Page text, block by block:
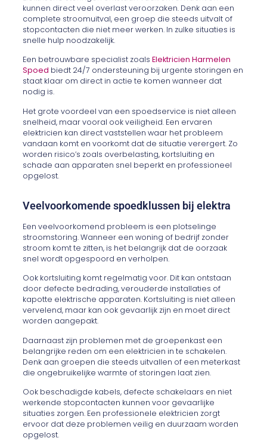
kunnen direct veel overlast veroorzaken. Denk aan een
complete stroomuitval, een groep die steeds uitvalt of
stopcontacten die niet meer werken. In zulke situaties is
snelle hulp noodzakelijk.
Een betrouwbare specialist zoalsElektricien Harmelen
Spoed biedt 24/7 ondersteuning bij urgente storingen en
staat klaar om direct in actie te komen wanneer dat
nodig is.
Het grote voordeel van een spoedservice is niet alleen
snelheid, maar vooral ook veiligheid. Een ervaren
elektricien kan direct vaststellen waar het probleem
vandaan komt en voorkomt dat de situatie verergert. Zo
worden risico’s zoals overbelasting, kortsluiting en
schade aan apparaten snel beperkt en professioneel
opgelost.
Veelvoorkomende spoedklussen bij elektra
Een veelvoorkomend probleem is een plotselinge
stroomstoring. Wanneer een woning of bedrijf zonder
stroom komt te zitten, is het belangrijk dat de oorzaak
snel wordt opgespoord en verholpen.
Ook kortsluiting komt regelmatig voor. Dit kan ontstaan
door defecte bedrading, verouderde installaties of
kapotte elektrische apparaten. Kortsluiting is niet alleen
vervelend, maar kan ook gevaarlijk zijn en moet direct
worden aangepakt.
Daarnaast zijn problemen met de groepenkast een
belangrijke reden om een elektricien in te schakelen.
Denk aan groepen die steeds uitvallen of een meterkast
die ongebruikelijke warmte of storingen laat zien.
Ook beschadigde kabels, defecte schakelaars en niet
werkende stopcontacten kunnen voor gevaarlijke
situaties zorgen. Een professionele elektricien zorgt
ervoor dat deze problemen veilig en duurzaam worden
opgelost.